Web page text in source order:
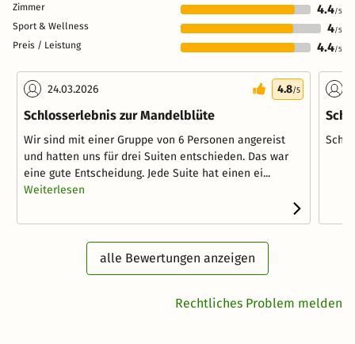
Zimmer 4.4/5
Sport & Wellness 4/5
Preis / Leistung 4.4/5
24.03.2026 4.8/5
Schlosserlebnis zur Mandelblüte
Wir sind mit einer Gruppe von 6 Personen angereist
und hatten uns für drei Suiten entschieden. Das war
eine gute Entscheidung. Jede Suite hat einen ei...
Weiterlesen
alle Bewertungen anzeigen
Rechtliches Problem melden